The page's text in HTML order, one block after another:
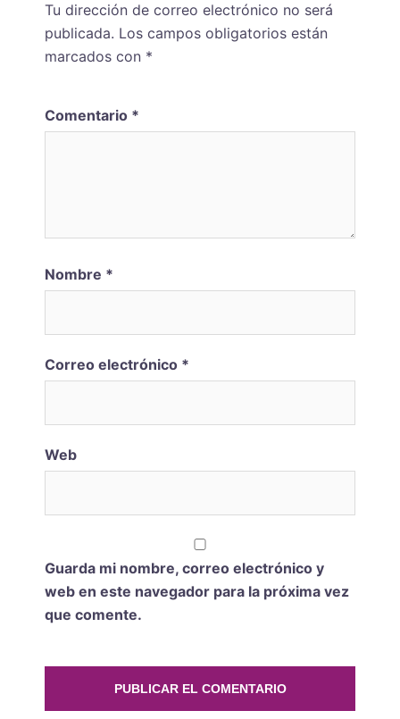
Tu dirección de correo electrónico no será
publicada. Los campos obligatorios están
marcados con *
Comentario *
Nombre *
Correo electrónico *
Web
Guarda mi nombre, correo electrónico y
web en este navegador para la próxima vez
que comente.